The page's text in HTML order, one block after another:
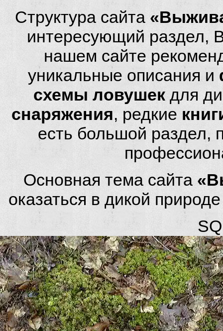
Структура сайта
интересующий раздел,
нашем сайте
уникальные описания и
схемы ловушек для
снаряжения, редкие
есть большой
Основная тема сайта
оказаться в дикой